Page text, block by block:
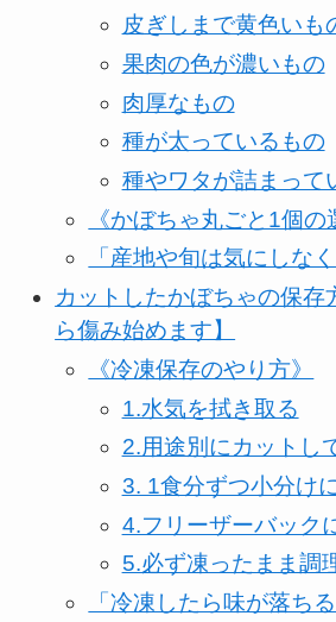
皮ぎしまで黄色いも
果肉の色が濃いもの
肉厚なもの
種が太っているもの
種やワタが詰まって
《かぼちゃ丸ごと1個の
「産地や旬は気にしな
カットしたかぼちゃの保存
ら傷み始めます】
《冷凍保存のやり方》
1.水気を拭き取る
2.用途別にカットし
3. 1食分ずつ小分け
4.フリーザーバック
5.必ず凍ったまま調
「冷凍したら味が落ち